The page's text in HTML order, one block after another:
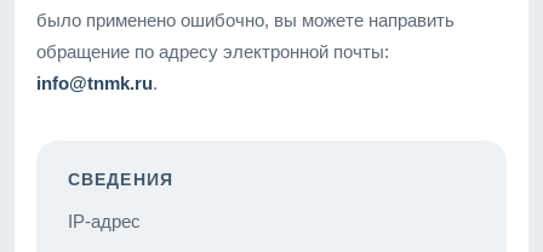
было применено ошибочно, вы можете направить
обращение по адресу электронной почты:
info@tnmk.ru.
СВЕДЕНИЯ
IP-адрес